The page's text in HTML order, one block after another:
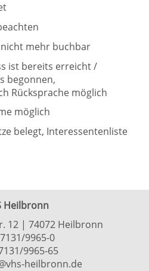
mehr buchbar
ist bereits erreicht /
begonnen,
Rücksprache möglich
möglich
belegt, Interessentenliste
Heilbronn
12 | 74072 Heilbronn
9965-0
9965-65
heilbronn.de